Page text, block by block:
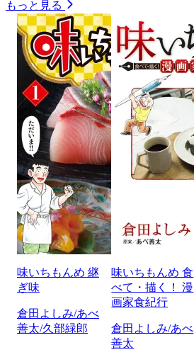
もっと見る
味いちもんめ 継
ぎ味
倉田よしみ/あべ
善太/久部緑郎
味いちもんめ 食
べて・描く！ 漫
画家食紀行
倉田よしみ/あべ
善太